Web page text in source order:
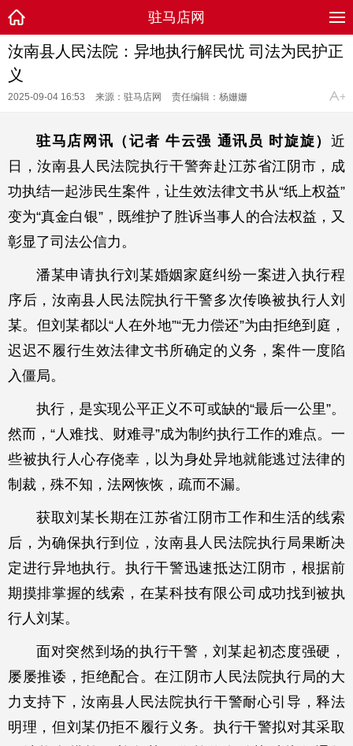
驻马店网
汝南县人民法院：异地执行解民忧 司法为民护正
义
2025-09-04 16:53 来源：驻马店网 责任编辑：杨姗姗
驻马店网讯（记者 牛云强 通讯员 时旋旋） 近
日，汝南县人民法院执行干警奔赴江苏省江阴市，成
功执结一起涉民生案件，让生效法律文书从“纸上权益”
变为“真金白银”，既维护了胜诉当事人的合法权益，又
彰显了司法公信力。
潘某申请执行刘某婚姻家庭纠纷一案进入执行程
序后，汝南县人民法院执行干警多次传唤被执行人刘
某。但刘某都以“人在外地”“无力偿还”为由拒绝到庭，
迟迟不履行生效法律文书所确定的义务，案件一度陷
入僵局。
执行，是实现公平正义不可或缺的“最后一公里”。
然而，“人难找、财难寻”成为制约执行工作的难点。一
些被执行人心存侥幸，以为身处异地就能逃过法律的
制裁，殊不知，法网恢恢，疏而不漏。
获取刘某长期在江苏省江阴市工作和生活的线索
后，为确保执行到位，汝南县人民法院执行局果断决
定进行异地执行。执行干警迅速抵达江阴市，根据前
期摸排掌握的线索，在某科技有限公司成功找到被执
行人刘某。
面对突然到场的执行干警，刘某起初态度强硬，
屡屡推诿，拒绝配合。在江阴市人民法院执行局的大
力支持下，汝南县人民法院执行干警耐心引导，释法
明理，但刘某仍拒不履行义务。执行干警拟对其采取